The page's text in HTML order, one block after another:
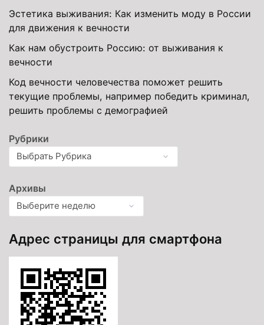
Эстетика выживания: Как изменить моду в России
для движения к вечности
Как нам обустроить Россию: от выживания к
вечности
Код вечности человечества поможет решить
текущие проблемы, например победить криминал,
решить проблемы с демографией
Рубрики
Архивы
Адрес страницы для смартфона